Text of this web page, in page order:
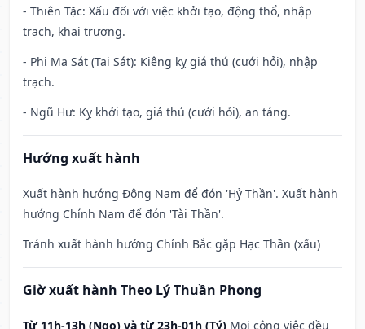
- Thiên Tặc: Xấu đối với việc khởi tạo, động thổ, nhập
trạch, khai trương.
- Phi Ma Sát (Tai Sát): Kiêng kỵ giá thú (cưới hỏi), nhập
trạch.
- Ngũ Hư: Kỵ khởi tạo, giá thú (cưới hỏi), an táng.
Hướng xuất hành
Xuất hành hướng Đông Nam để đón 'Hỷ Thần'. Xuất hành
hướng Chính Nam để đón 'Tài Thần'.
Tránh xuất hành hướng Chính Bắc gặp Hạc Thần (xấu)
Giờ xuất hành Theo Lý Thuần Phong
Từ 11h-13h (Ngọ) và từ 23h-01h (Tý) Mọi công việc đều